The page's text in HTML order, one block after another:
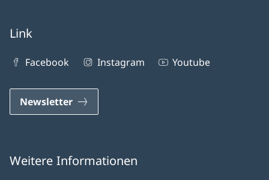
Link
Facebook Instagram Youtube
Newsletter
Weitere Informationen